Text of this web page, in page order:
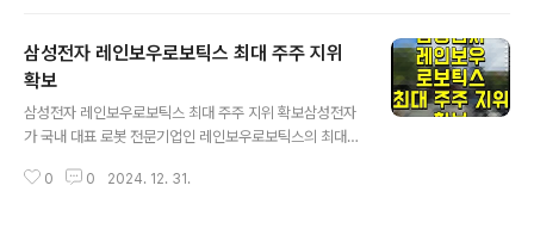
인 반도체 장비 회사인 ASMK의 클린룸 신축 매출이 202
4년도에 반영된 결과로 분석된다. 매출 성장에 더해 지식
재산권(IP) 관련 성과도 잇따르고 있다. 티엘엔지니어링은
엔지니어링 기업으로서 상업용 클린룸 개발을 위해 꾸준한
월 인공지능 공기정화시스템이 구비된 천장매립형 공기정
삼성전자 레인보우로보틱스 최대 주주 지위
확보
삼성전자 레인보우로보틱스 최대 주주 지위 확보삼성전자
가 국내 대표 로봇 전문기업인 레인보우로보틱스의 최대
화 한다. 삼성전자는 2023년 868억원을 투자해 14.7%
0 0 2024. 12. 31.